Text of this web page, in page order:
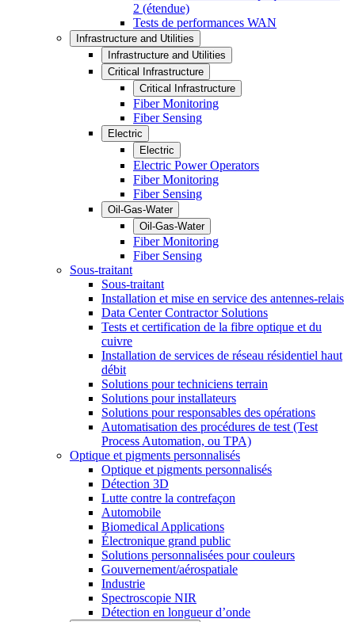
2 (étendue)
Tests de performances WAN
Infrastructure and Utilities
Infrastructure and Utilities
Critical Infrastructure
Critical Infrastructure
Fiber Monitoring
Fiber Sensing
Electric
Electric
Electric Power Operators
Fiber Monitoring
Fiber Sensing
Oil-Gas-Water
Oil-Gas-Water
Fiber Monitoring
Fiber Sensing
Sous-traitant
Sous-traitant
Installation et mise en service des antennes-relais
Data Center Contractor Solutions
Tests et certification de la fibre optique et du
cuivre
Installation de services de réseau résidentiel haut
débit
Solutions pour techniciens terrain
Solutions pour installateurs
Solutions pour responsables des opérations
Automatisation des procédures de test (Test
Process Automation, ou TPA)
Optique et pigments personnalisés
Optique et pigments personnalisés
Détection 3D
Lutte contre la contrefaçon
Automobile
Biomedical Applications
Électronique grand public
Solutions personnalisées pour couleurs
Gouvernement/aérospatiale
Industrie
Spectroscopie NIR
Détection en longueur d’onde